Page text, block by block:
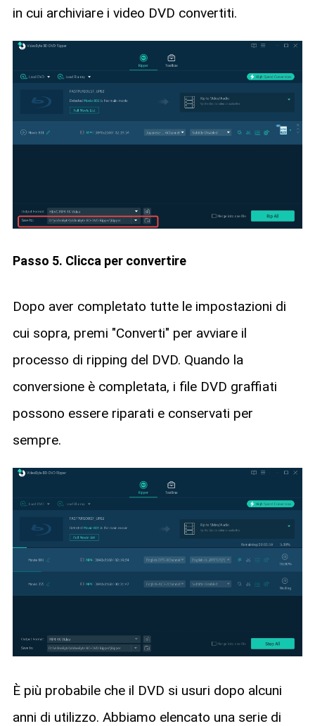
in cui archiviare i video DVD convertiti.
Passo 5. Clicca per convertire
Dopo aver completato tutte le impostazioni di
cui sopra, premi "Converti" per avviare il
processo di ripping del DVD. Quando la
conversione è completata, i file DVD graffiati
possono essere riparati e conservati per
sempre.
È più probabile che il DVD si usuri dopo alcuni
anni di utilizzo. Abbiamo elencato una serie di